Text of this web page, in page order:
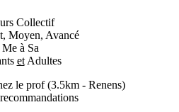
Collectif
Moyen, Avancé
Me à Sa
etAdultes
le prof(3.5km - Renens)
recommandations